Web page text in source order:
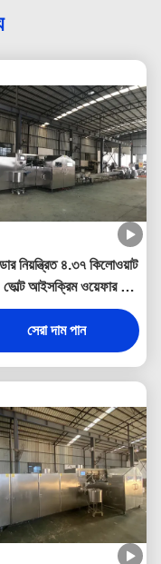
নিয়ন্ত্রিত ৪.৩৭ কিলোওয়াট
আইসক্রিম ওয়েফার কন
মেশিন
সেরা দাম পান